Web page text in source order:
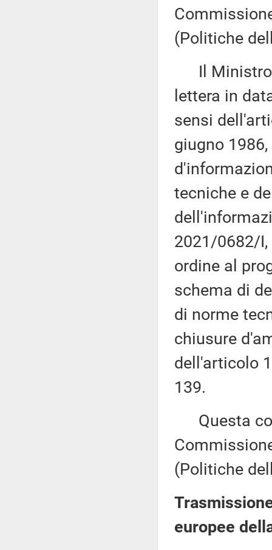
(Politiche
Il Ministro
lettera in
sensi
giugno
tecniche e
2021/0682/
ordine al
schema di
di norme
chiusure
dell'articolo
139.
Questa
(Politiche
europee